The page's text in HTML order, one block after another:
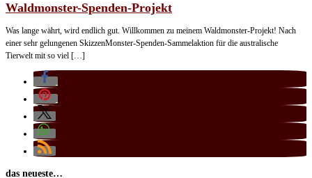
Waldmonster-Spenden-Projekt
Was lange währt, wird endlich gut. Willkommen zu meinem Waldmonster-Projekt! Nach
einer sehr gelungenen SkizzenMonster-Spenden-Sammelaktion für die australische
Tierwelt mit so viel […]
das neueste…